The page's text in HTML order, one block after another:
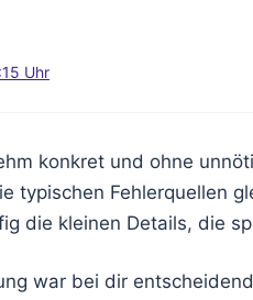
Uhr
konkret und ohne
typischen Fehlerquellen
die kleinen Details, die
war bei dir